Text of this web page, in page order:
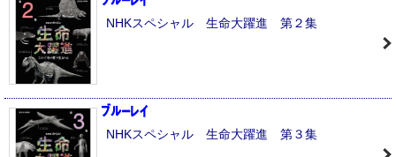
NHKスペシャル 生命大躍進 第２集
NHKスペシャル 生命大躍進 第３集